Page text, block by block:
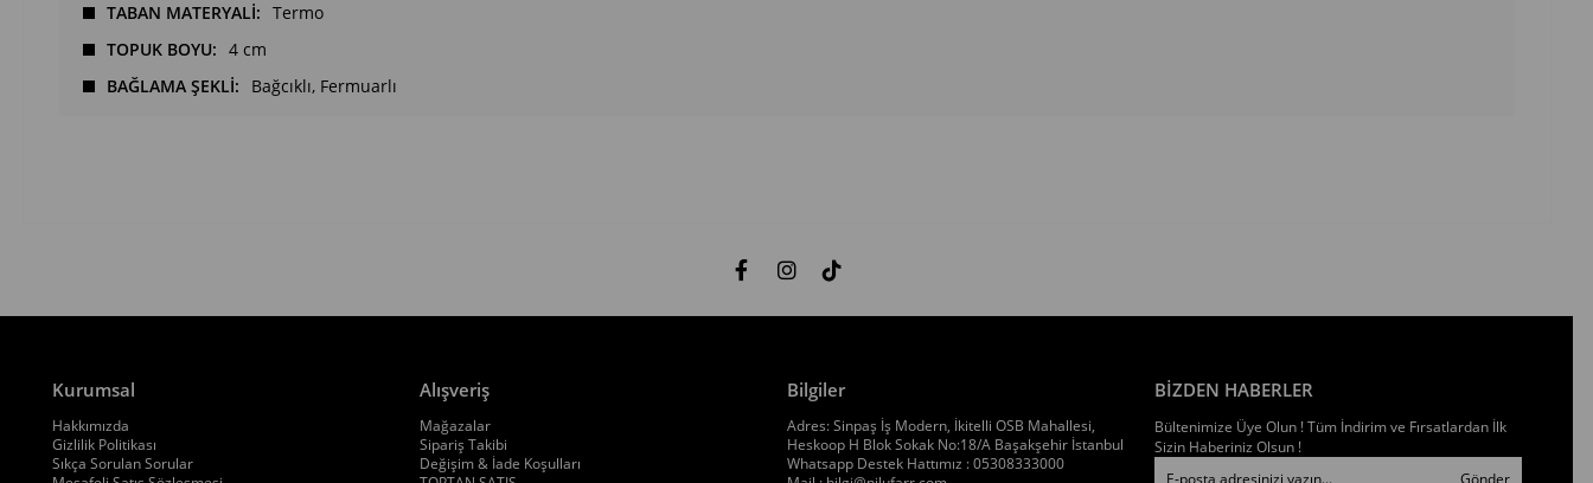
TABAN MATERYALİ
Termo
TOPUK BOYU
4 cm
BAĞLAMA ŞEKLİ
Bağcıklı Fermuarlı
Kurumsal
Hakkımızda
Gizlilik Politikası
Sıkça Sorulan Sorular
Alışveriş
Mağazalar
Sipariş Takibi
Değişim & İade Koşulları
Bilgiler
Adres: Sinpaş İş Modern, İkitelli OSB Mahallesi,
Heskoop H Blok Sokak No:18/A Başakşehir İstanbul
Whatsapp Destek Hattımız : 05308333000
BİZDEN HABERLER
Bültenimize Üye Olun ! Tüm İndirim ve Fırsatlardan İlk
Sizin Haberiniz Olsun !